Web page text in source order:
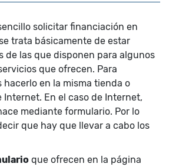
solicitar financiación en
trata básicamente de estar
de las que disponen para algunos
que ofrecen. Para
hacerlo en la misma tienda o
En el caso de Internet,
mediante formulario. Por lo
que hay que llevar a cabo los
que ofrecen en la página